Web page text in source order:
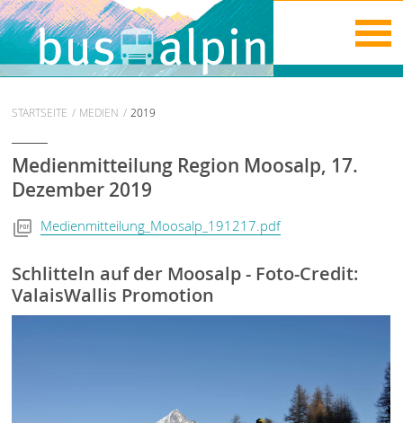
STARTSEITE MEDIEN 2019
Medienmitteilung Region Moosalp, 17.
Dezember 2019
Medienmitteilung_Moosalp_191217.pdf
Schlitteln auf der Moosalp - Foto-Credit:
ValaisWallis Promotion